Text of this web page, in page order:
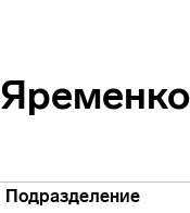
Подразделение